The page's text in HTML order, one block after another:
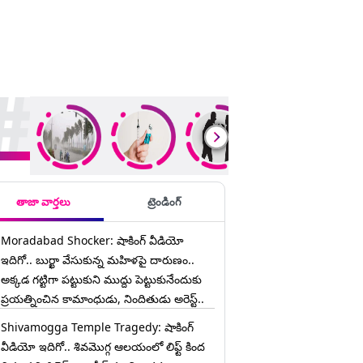
తాజా వార్తలు ట్రెండింగ్
Moradabad Shocker: షాకింగ్ వీడియో
ఇదిగో.. బుర్ఖా వేసుకున్న మహిళపై దారుణం..
అక్కడ గట్టిగా పట్టుకుని ముద్దు పెట్టుకునేందుకు
ప్రయత్నించిన కామాంధుడు, నిందితుడు అరెస్ట్..
Shivamogga Temple Tragedy: షాకింగ్
వీడియో ఇదిగో.. శివమొగ్గ ఆలయంలో లిఫ్ట్ కింద